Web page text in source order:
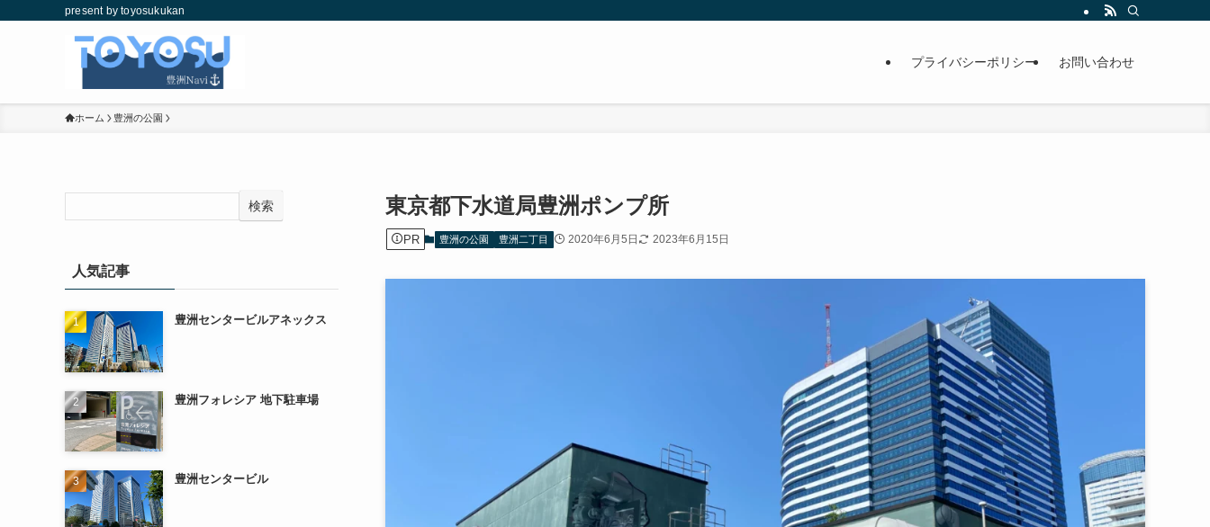
present by toyosukukan
プライバシーポリシー お問い合わせ
ホーム 豊洲の公園
東京都下水道局豊洲ポンプ所
PR 豊洲の公園 豊洲二丁目 2020年6月5日 2023年6月15日
検索
人気記事
豊洲センタービルアネックス
豊洲フォレシア 地下駐車場
豊洲センタービル